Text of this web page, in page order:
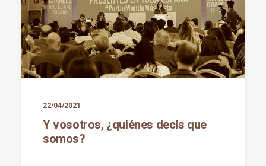
22/04/2021
Y vosotros, ¿quiénes decís que
somos?